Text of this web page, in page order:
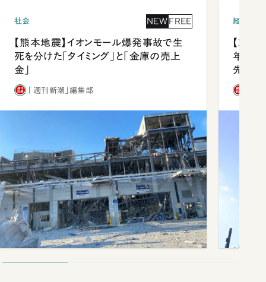
社会 NEW FREE
【熊本地震】イオンモール爆発事故で生
死を分けた「タイミング」と「金庫の売上
金」
「週刊新潮」編集部
経済・ビ
【就活
年会は
先1位